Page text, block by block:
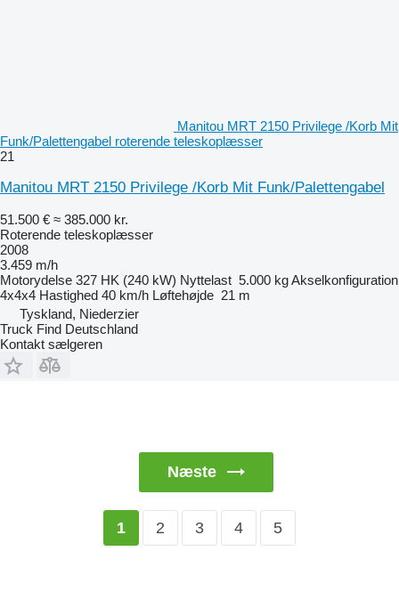
Manitou MRT 2150 Privilege /Korb Mit
Funk/Palettengabel roterende teleskoplæsser
21
Manitou MRT 2150 Privilege /Korb Mit Funk/Palettengabel
51.500 € ≈ 385.000 kr.
Roterende teleskoplæsser
2008
3.459 m/h
Motorydelse 327 HK (240 kW) Nyttelast 5.000 kgAkselkonfiguration
4x4x4 Hastighed 40 km/h Løftehøjde 21 m
Tyskland, Niederzier
Truck Find Deutschland
Kontakt sælgeren
Næste
1 2 3 4 5